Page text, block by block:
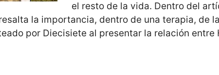
el resto de la vida. Dentro del
la importancia, dentro de una terapia, de
por Diecisiete al presentar la relación entre